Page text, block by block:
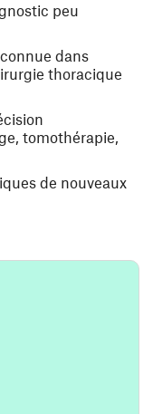
peu
dans
thoracique
tomothérapie,
de nouveaux